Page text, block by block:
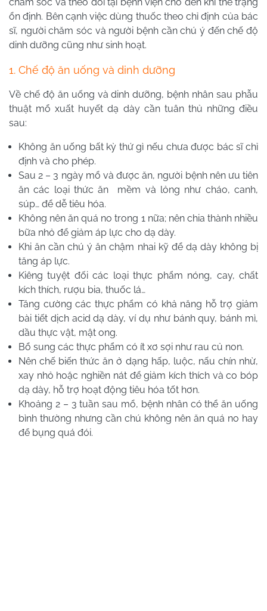
ổn định. Bên cạnh việc dùng thuốc theo chỉ định của bác
sĩ, người chăm sóc và người bệnh cần chú ý đến chế độ
dinh dưỡng cũng như sinh hoạt.
1. Chế độ ăn uống và dinh dưỡng
Về chế độ ăn uống và dinh dưỡng, bệnh nhân sau phẫu
thuật mổ xuất huyết dạ dày cần tuân thủ những điều
sau:
Không ăn uống bất kỳ thứ gì nếu chưa được bác sĩ chỉ
định và cho phép.
Sau 2 – 3 ngày mổ và được ăn, người bệnh nên ưu tiên
ăn các loại thức ăn mềm và lỏng như cháo, canh,
súp… để dễ tiêu hóa.
Không nên ăn quá no trong 1 nữa; nên chia thành nhiều
bữa nhỏ để giảm áp lực cho dạ dày.
Khi ăn cần chú ý ăn chậm nhai kỹ để dạ dày không bị
tăng áp lực.
Kiêng tuyệt đối các loại thực phẩm nóng, cay, chất
kích thích, rượu bia, thuốc lá…
Tăng cường các thực phẩm có khả năng hỗ trợ giảm
bài tiết dịch acid dạ dày, ví dụ như bánh quy, bánh mì,
dầu thực vật, mật ong.
Bổ sung các thực phẩm có ít xơ sợi như rau củ non.
Nên chế biến thức ăn ở dạng hấp, luộc, nấu chín nhừ,
xay nhỏ hoặc nghiền nát để giảm kích thích và co bóp
dạ dày, hỗ trợ hoạt động tiêu hóa tốt hơn.
Khoảng 2 – 3 tuần sau mổ, bệnh nhân có thể ăn uống
bình thường nhưng cần chú không nên ăn quá no hay
để bụng quá đói.